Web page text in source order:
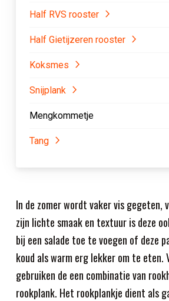
In de zomer wordt vaker vis gegeten,
zijn lichte smaak en textuur is deze
bij een salade toe te voegen of deze
koud als warm erg lekker om te eten.
gebruiken de een combinatie van
rookplank. Het rookplankje dient als
Half RVS rooster
Half Gietijzeren rooster
Koksmes
Snijplank
Mengkommetje
Tang